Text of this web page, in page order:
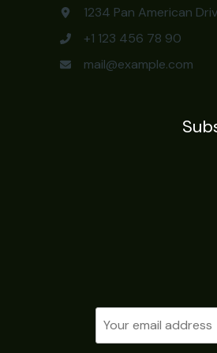
1234 Pan American
+1 123 456 78 90
mail@example.com